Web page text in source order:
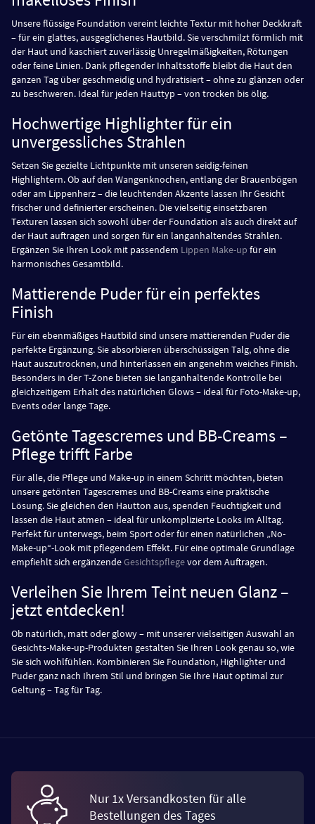
Unsere flüssige Foundation vereint leichte Textur mit hoher Deckkraft
– für ein glattes, ausgeglichenes Hautbild. Sie verschmilzt förmlich mit
der Haut und kaschiert zuverlässig Unregelmäßigkeiten, Rötungen
oder feine Linien. Dank pflegender Inhaltsstoffe bleibt die Haut den
ganzen Tag über geschmeidig und hydratisiert – ohne zu glänzen oder
zu beschweren. Ideal für jeden Hauttyp – von trocken bis ölig.
Hochwertige Highlighter für ein
unvergessliches Strahlen
Setzen Sie gezielte Lichtpunkte mit unseren seidig-feinen
Highlightern. Ob auf den Wangenknochen, entlang der Brauenbögen
oder am Lippenherz – die leuchtenden Akzente lassen Ihr Gesicht
frischer und definierter erscheinen. Die vielseitig einsetzbaren
Texturen lassen sich sowohl über der Foundation als auch direkt auf
der Haut auftragen und sorgen für ein langanhaltendes Strahlen.
Ergänzen Sie Ihren Look mit passendem Lippen Make-up für ein
harmonisches Gesamtbild.
Mattierende Puder für ein perfektes
Finish
Für ein ebenmäßiges Hautbild sind unsere mattierenden Puder die
perfekte Ergänzung. Sie absorbieren überschüssigen Talg, ohne die
Haut auszutrocknen, und hinterlassen ein angenehm weiches Finish.
Besonders in der T-Zone bieten sie langanhaltende Kontrolle bei
gleichzeitigem Erhalt des natürlichen Glows – ideal für Foto-Make-up,
Events oder lange Tage.
Getönte Tagescremes und BB-Creams –
Pflege trifft Farbe
Für alle, die Pflege und Make-up in einem Schritt möchten, bieten
unsere getönten Tagescremes und BB-Creams eine praktische
Lösung. Sie gleichen den Hautton aus, spenden Feuchtigkeit und
lassen die Haut atmen – ideal für unkomplizierte Looks im Alltag.
Perfekt für unterwegs, beim Sport oder für einen natürlichen „No-
Make-up“-Look mit pflegendem Effekt. Für eine optimale Grundlage
empfiehlt sich ergänzendeGesichtspflegevor dem Auftragen.
Verleihen Sie Ihrem Teint neuen Glanz –
jetzt entdecken!
Ob natürlich, matt oder glowy – mit unserer vielseitigen Auswahl an
Gesichts-Make-up-Produkten gestalten Sie Ihren Look genau so, wie
Sie sich wohlfühlen. Kombinieren Sie Foundation, Highlighter und
Puder ganz nach Ihrem Stil und bringen Sie Ihre Haut optimal zur
Geltung – Tag für Tag.
Nur 1x Versandkosten für alle
Bestellungen des Tages